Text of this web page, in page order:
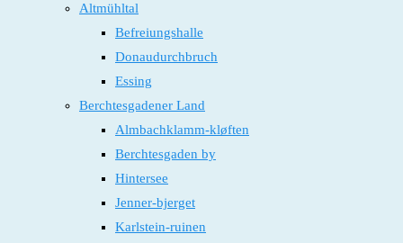
Altmühltal
Befreiungshalle
Donaudurchbruch
Essing
Berchtesgadener Land
Almbachklamm-kløften
Berchtesgaden by
Hintersee
Jenner-bjerget
Karlstein-ruinen